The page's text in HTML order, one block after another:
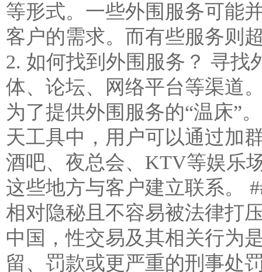
等形式。一些外围服务可能
客户的需求。而有些服务则
2. 如何找到外围服务？ 寻找
体、论坛、网络平台等渠道
为了提供外围服务的“温床”
天工具中，用户可以通过加
酒吧、夜总会、KTV等娱乐
这些地方与客户建立联系。
相对隐秘且不容易被法律打
中国，性交易及其相关行为
留、罚款或更严重的刑事处